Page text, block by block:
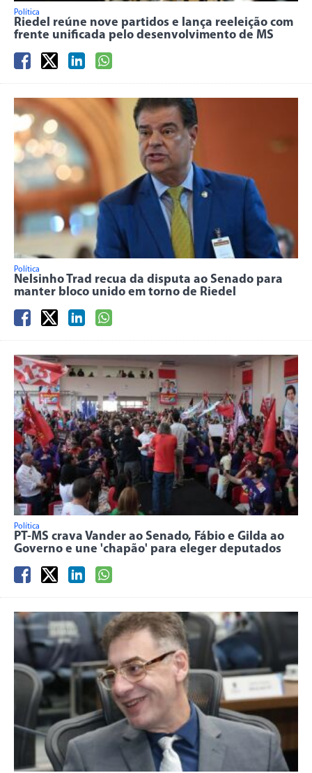
Política
Riedel reúne nove partidos e lança reeleição com
frente unificada pelo desenvolvimento de MS
Política
Nelsinho Trad recua da disputa ao Senado para
manter bloco unido em torno de Riedel
Política
PT-MS crava Vander ao Senado, Fábio e Gilda ao
Governo e une 'chapão' para eleger deputados